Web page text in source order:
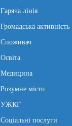
Гаряча лінія
Громадська активність
Споживач
Освіта
Медицина
Розумне місто
УЖКГ
Соціальні послуги